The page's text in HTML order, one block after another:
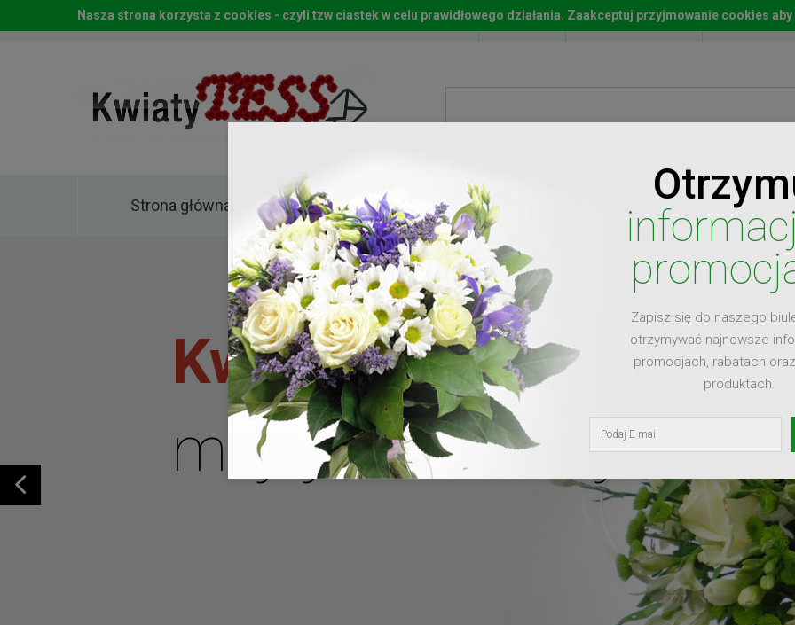
Start Moje konto Lista
Strona główna Kwiaty
Kwiaty dla
mojej ukochanej
Zapisz się do naszego
otrzymywać najnowsze
promocjach, rabatach
produktach.
Nasza strona korzysta z cookies - czyli tzw ciastek w celu prawidłowego działania. Zaakceptuj przyjmowanie cookies